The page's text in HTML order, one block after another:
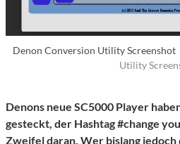
Denon Conversion Utility Screenshot
Utility
Denons neue SC5000 Player
gesteckt, der Hashtag #change
Zweifel daran. Wer bislang jedoch